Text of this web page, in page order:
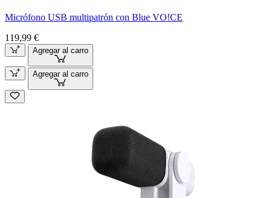
Micrófono USB multipatrón con Blue VO!CE
119,99 €
Agregar al carro
Agregar al carro